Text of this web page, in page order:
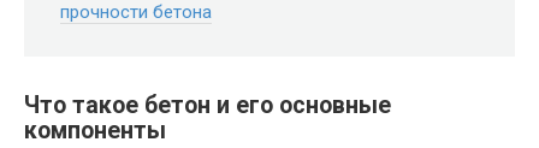
прочности бетона
Что такое бетон и его основные
компоненты